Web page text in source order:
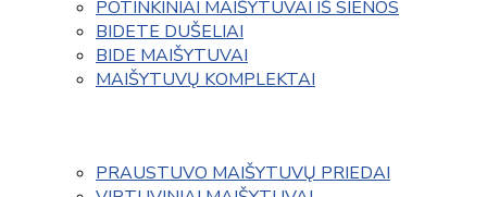
POTINKINIAI MAIŠYTUVAI IŠ SIENOS
BIDETE DUŠELIAI
BIDE MAIŠYTUVAI
MAIŠYTUVŲ KOMPLEKTAI
PRAUSTUVO MAIŠYTUVŲ PRIEDAI